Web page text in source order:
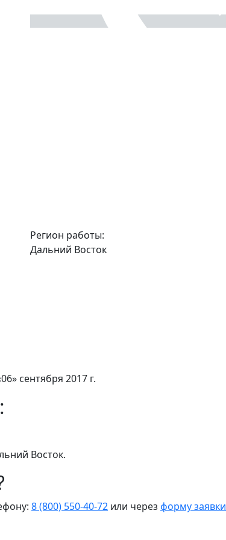
Регион работы:
Дальний Восток
сентября 2017 г.
Восток.
8 (800) 550-40-72 или через форму заявки